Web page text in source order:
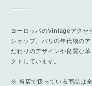
ヨーロッパのVintageアクセ
ショップ。パリの年代物の
だわりのデザインや良質な
クトしています。
※ 当店で扱っている商品は